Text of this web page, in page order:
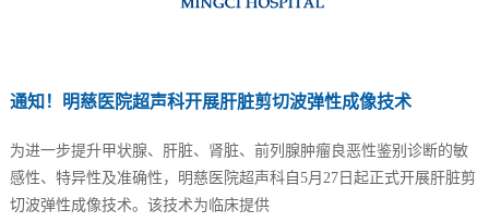
通知！明慈医院超声科开展肝脏剪切波弹性成像技术
为进一步提升甲状腺、肝脏、肾脏、前列腺肿瘤良恶性鉴别诊断的敏
感性、特异性及准确性，明慈医院超声科自5月27日起正式开展肝脏剪
切波弹性成像技术。该技术为临床提供